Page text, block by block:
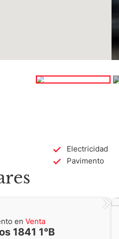
Electricidad
Pavimento
en Venta
1841 1°B